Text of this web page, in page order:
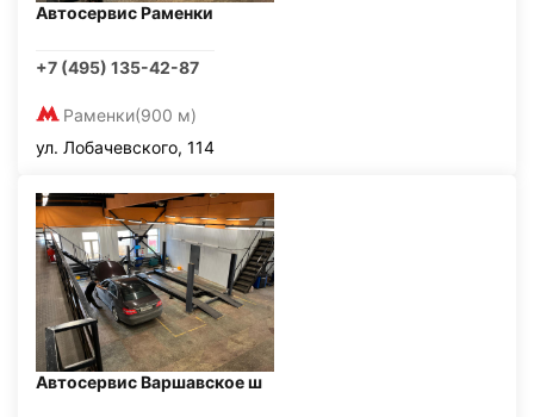
Автосервис Раменки
+7 (495) 135-42-87
Раменки(900 м)
ул. Лобачевского, 114
Автосервис Варшавское ш